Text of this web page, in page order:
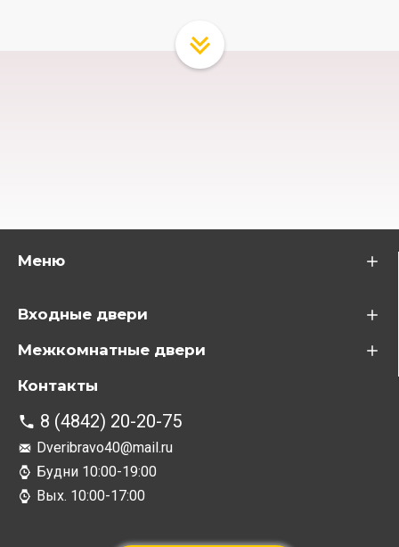
Меню
Входные двери
Межкомнатные двери
Контакты
8 (4842) 20-20-75
Dveribravo40@mail.ru
Будни 10:00-19:00
Вых. 10:00-17:00